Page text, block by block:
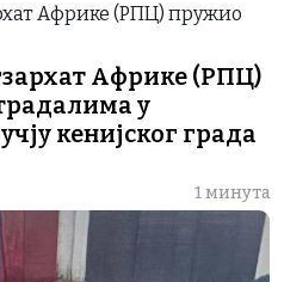
Африке (РПЦ) пружио
Африке (РПЦ)
у
кенијског града
1 минута